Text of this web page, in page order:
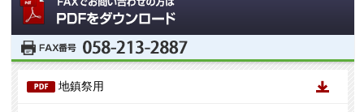
地鎮祭用